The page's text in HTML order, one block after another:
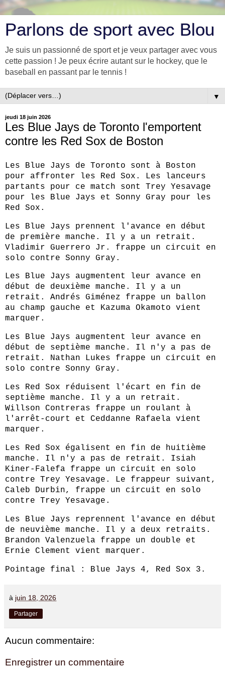
Parlons de sport avec Blou
Je suis un passionné de sport et je veux partager avec vous
cette passion ! Je peux écrire autant sur le hockey, que le
baseball en passant par le tennis !
▼
jeudi 18 juin 2026
Les Blue Jays de Toronto l'emportent
contre les Red Sox de Boston
Les Blue Jays de Toronto sont à Boston
pour affronter les Red Sox. Les lanceurs
partants pour ce match sont Trey Yesavage
pour les Blue Jays et Sonny Gray pour les
Red Sox.
Les Blue Jays prennent l'avance en début
de première manche. Il y a un retrait.
Vladimir Guerrero Jr. frappe un circuit en
solo contre Sonny Gray.
Les Blue Jays augmentent leur avance en
début de deuxième manche. Il y a un
retrait. Andrés Giménez frappe un ballon
au champ gauche et Kazuma Okamoto vient
marquer.
Les Blue Jays augmentent leur avance en
début de septième manche. Il n'y a pas de
retrait. Nathan Lukes frappe un circuit en
solo contre Sonny Gray.
Les Red Sox réduisent l'écart en fin de
septième manche. Il y a un retrait.
Willson Contreras frappe un roulant à
l'arrêt-court et Ceddanne Rafaela vient
marquer.
Les Red Sox égalisent en fin de huitième
manche. Il n'y a pas de retrait. Isiah
Kiner‑Falefa frappe un circuit en solo
contre Trey Yesavage. Le frappeur suivant,
Caleb Durbin, frappe un circuit en solo
contre Trey Yesavage.
Les Blue Jays reprennent l'avance en début
de neuvième manche. Il y a deux retraits.
Brandon Valenzuela frappe un double et
Ernie Clement vient marquer.
Pointage final : Blue Jays 4, Red Sox 3.
à juin 18, 2026
Partager
Aucun commentaire:
Enregistrer un commentaire